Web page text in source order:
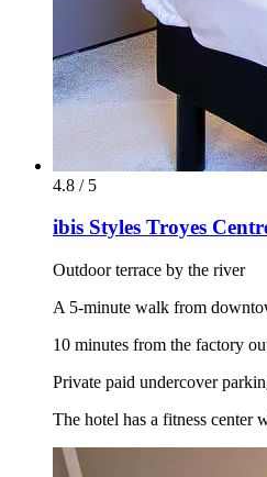
4.8 / 5
ibis Styles Troyes
Outdoor terrace by the river
A 5-minute walk from
10 minutes from the factory
Private paid undercover
The hotel has a fitness center